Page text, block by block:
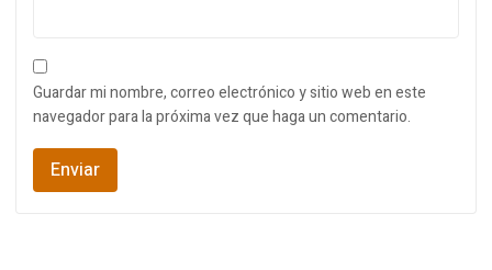
Guardar mi nombre, correo electrónico y sitio web en este
navegador para la próxima vez que haga un comentario.